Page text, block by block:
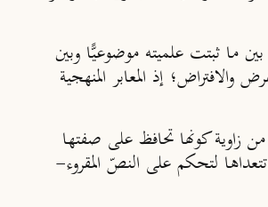
بين ما ثبتت علميته موضوعيًّا وبين
والافتراض؛ إذ المعابر المنهجية
من زاوية كونها تحافظ على صفتها
تتعداها لتحكم على النصّ المقروء-